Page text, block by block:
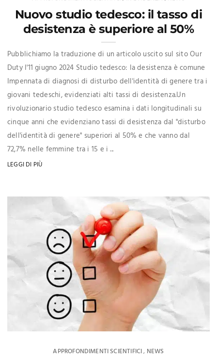
Nuovo studio tedesco: il tasso di
desistenza è superiore al 50%
Pubblichiamo la traduzione di un articolo uscito sul sito Our
Duty l'11 giugno 2024 Studio tedesco: la desistenza è comune
Impennata di diagnosi di disturbo dell'identità di genere tra i
giovani tedeschi, evidenziati alti tassi di desistenza.Un
rivoluzionario studio tedesco esamina i dati longitudinali su
cinque anni che evidenziano tassi di desistenza dal "disturbo
dell'identità di genere" superiori al 50% e che vanno dal
72,7% nelle femmine tra i 15 e i ...
LEGGI DI PIÙ
APPROFONDIMENTI SCIENTIFICI, NEWS